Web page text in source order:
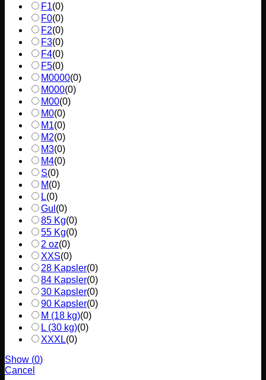
F1(0)
F0(0)
F2(0)
F3(0)
F4(0)
F5(0)
M0000(0)
M000(0)
M00(0)
M0(0)
M1(0)
M2(0)
M3(0)
M4(0)
S(0)
M(0)
L(0)
Gul (0)
85 Kg(0)
55 Kg(0)
2 oz(0)
XXS(0)
28 Kapsler(0)
84 Kapsler(0)
30 Kapsler(0)
90 Kapsler(0)
M (18 kg)(0)
L (30 kg)(0)
XXXL(0)
Show (0)
Cancel